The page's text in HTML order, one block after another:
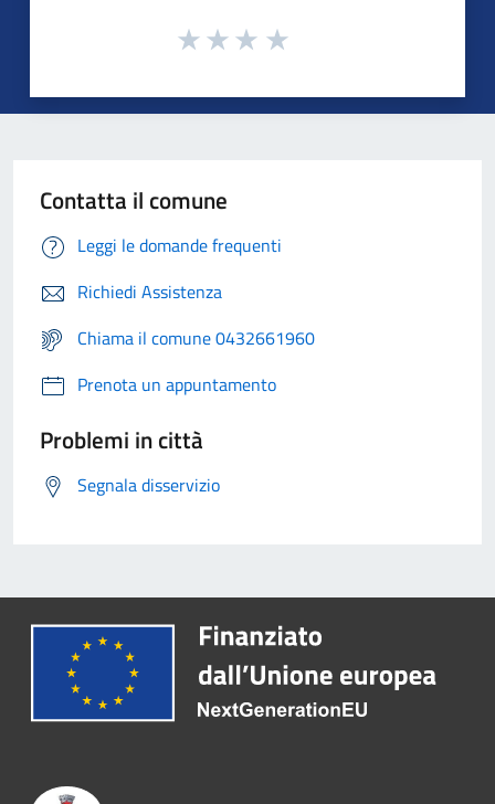
Contatta il comune
Leggi le domande frequenti
Richiedi Assistenza
Chiama il comune 0432661960
Prenota un appuntamento
Problemi in città
Segnala disservizio